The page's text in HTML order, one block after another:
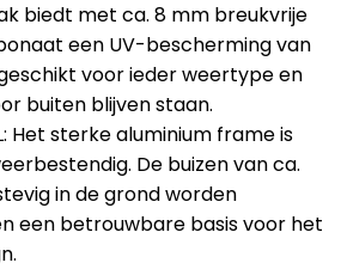
biedt met ca. 8 mm breukvrije
een UV-bescherming van
voor ieder weertype en
buiten blijven staan.
Het sterke aluminium frame is
De buizen van ca.
in de grond worden
een betrouwbare basis voor het